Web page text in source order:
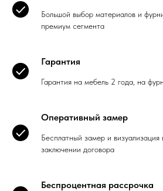
Большой выбор материалов и
премиум сегмента
Гарантия
Гарантия на мебель 2 года, на
Оперативный замер
Бесплатный замер и
заключении договора
Беспроцентная рассрочка